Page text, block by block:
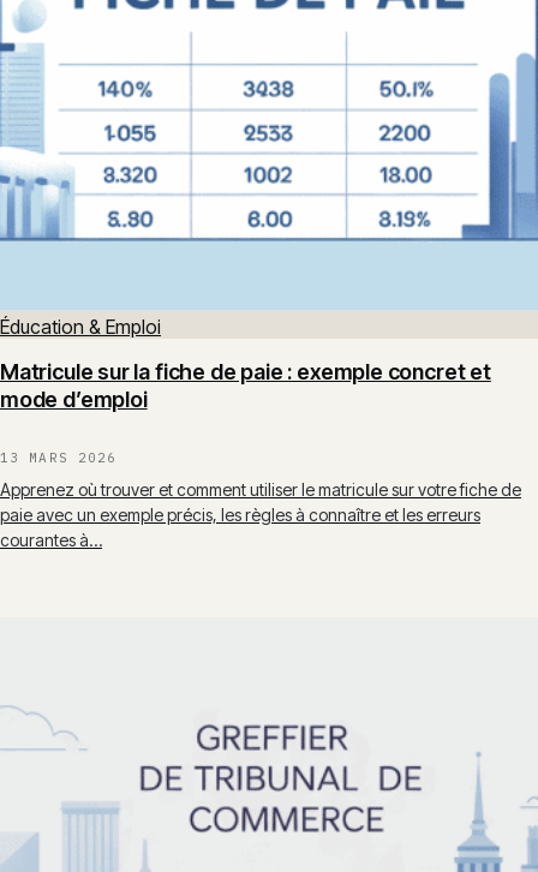
Éducation & Emploi
Matricule sur la fiche de paie : exemple concret et
mode d’emploi
13 MARS 2026
Apprenez où trouver et comment utiliser le matricule sur votre fiche de
paie avec un exemple précis, les règles à connaître et les erreurs
courantes à…